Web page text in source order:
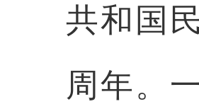
共和国
周年。